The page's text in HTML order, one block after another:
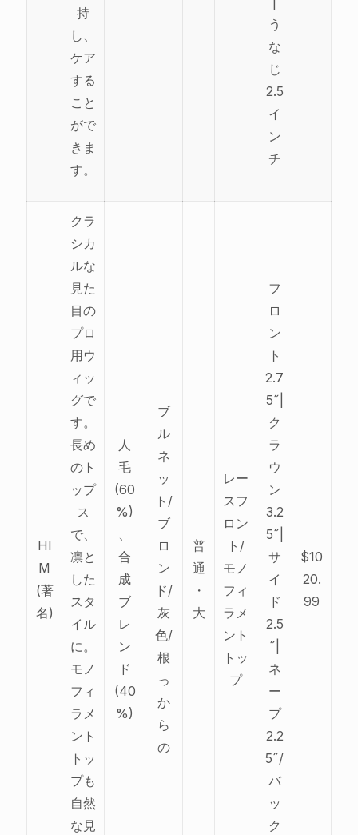
持
し、
ケア
する
こと
がで
きま
す。
う
な
じ
2.5
イ
ン
チ
HI
M
(著
名)
クラ
シカ
ルな
見た
目の
プロ
用ウ
ィッ
グで
す。
長め
のト
ップ
ス
で、
凛と
した
スタ
イル
に。
モノ
フィ
ラメ
ント
トッ
プも
自然
な見
人
毛
(60
%)
、
合
成
ブ
レ
ン
ド
(40
%)
ブ
ル
ネ
ッ
ト/
ブ
ロ
ン
ド/
灰
色/
根
っ
か
ら
の
普
通
・
大
レー
スフ
ロン
ト/
モノ
フィ
ラメ
ント
トッ
プ
フ
ロ
ン
ト
2.7
5˝|
ク
ラ
ウ
ン
3.2
5˝|
サ
イ
ド
2.5
˝|
ネ
ー
プ
2.2
5˝/
バ
ッ
ク
$10
20.
99